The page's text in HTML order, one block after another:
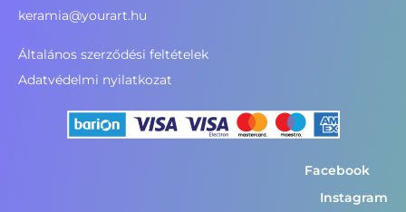
keramia@yourart.hu
Általános szerződési feltételek
Adatvédelmi nyilatkozat
Facebook
Instagram